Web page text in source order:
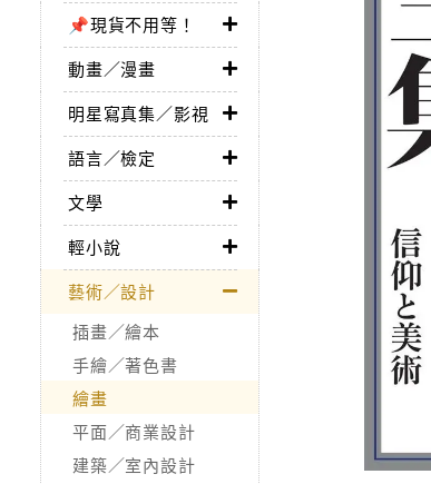
📌現貨不用等！
動畫／漫畫
明星寫真集／影視
語言／檢定
文學
輕小說
藝術／設計
插畫／繪本
手繪／著色書
繪畫
平面／商業設計
建築／室內設計